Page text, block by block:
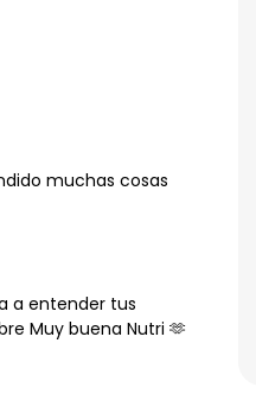
muchas cosas
a entender tus
Muy buena Nutri 🫶